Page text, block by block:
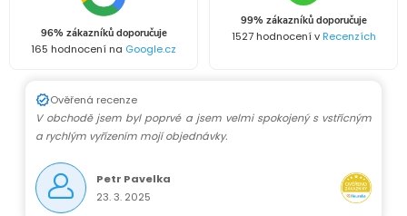
96% zákazníků doporučuje
165 hodnocení na Google.cz
99% zákazníků doporučuje
1527 hodnocení vRecenzích
Ověřená recenze
V obchodě jsem byl poprvé a jsem velmi spokojený s vstřícným
a rychlým vyřízením mojí objednávky.
Petr Pavelka
23. 3. 2025